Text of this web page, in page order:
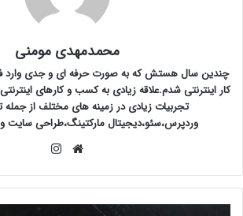
محمدمهدی مومنی
چندین سال هستش که به صورت حرفه ای و جدی
کار اینترنتی شدم.علاقه زیادی به کسب و کارهای
تجربیات زیادی در زمینه های مختلف از
وردپرس،سئو،دیجیتال مارکتینگ،طراحی
وبسایت